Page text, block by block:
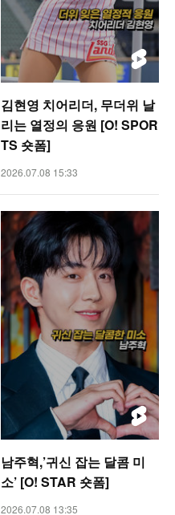
김현영 치어리더, 무더위 날
리는 열정의 응원 [O! SPOR
TS 숏폼]
2026.07.08 15:33
남주혁,’귀신 잡는 달콤 미
소’ [O! STAR 숏폼]
2026.07.08 13:35